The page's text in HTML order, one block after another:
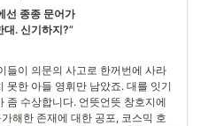
선 종종 문어가
대. 신기하지?”
들이 의문의 사고로 한꺼번에 사라
못한 아들 영휘만 남았죠. 대를 잇기
좀 수상합니다. 언뜻언뜻 창호지에
해한 존재에 대한 공포, 코스믹 호